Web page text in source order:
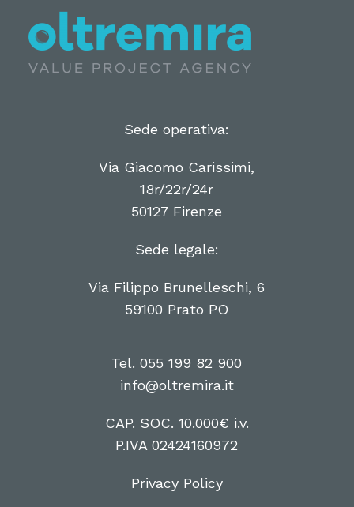
Sede operativa:
Via Giacomo Carissimi,
18r/22r/24r
50127 Firenze
Sede legale:
Via Filippo Brunelleschi, 6
59100 Prato PO
Tel. 055 199 82 900
info@oltremira.it
CAP. SOC. 10.000€ i.v.
P.IVA 02424160972
Privacy Policy